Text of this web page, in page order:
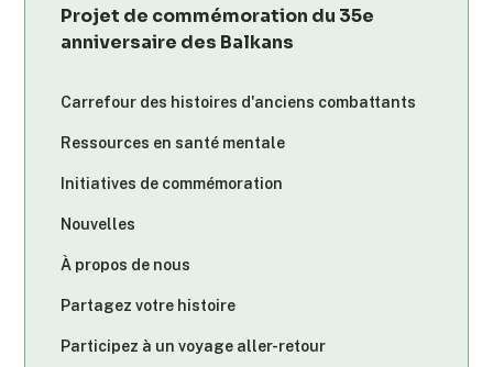
Projet de commémoration du 35e
anniversaire des Balkans
Carrefour des histoires d'anciens combattants
Ressources en santé mentale
Initiatives de commémoration
Nouvelles
À propos de nous
Partagez votre histoire
Participez à un voyage aller-retour